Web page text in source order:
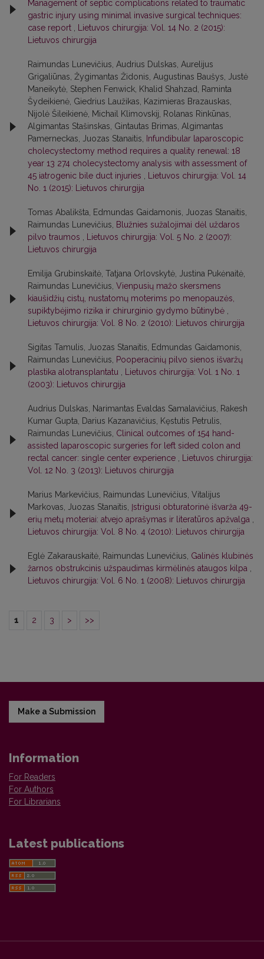
Management of septic complications related to traumatic
gastric injury using minimal invasive surgical techniques:
case report
Lietuvos chirurgija: Vol. 14 No. 2 (2015):
Lietuvos chirurgija
Raimundas Lunevičius, Audrius Dulskas, Aurelijus
Grigaliūnas, Žygimantas Židonis, Augustinas Baušys, Justė
Maneikytė, Stephen Fenwick, Khalid Shahzad, Raminta
Šydeikienė, Giedrius Laužikas, Kazimieras Brazauskas,
Nijolė Šileikienė, Michail Klimovskij, Rolanas Rinkūnas,
Algimantas Stašinskas, Gintautas Brimas, Algimantas
Pamerneckas, Juozas Stanaitis,
Infundibular laparoscopic
cholecystectomy method requires a quality renewal: 18
year 13 274 cholecystectomy analysis with assessment of
45 iatrogenic bile duct injuries
Lietuvos chirurgija: Vol. 14
No. 1 (2015): Lietuvos chirurgija
Tomas Abalikšta, Edmundas Gaidamonis, Juozas Stanaitis,
Raimundas Lunevičius,
Blužnies sužalojimai dėl uždaros
pilvo traumos
Lietuvos chirurgija: Vol. 5 No. 2 (2007):
Lietuvos chirurgija
Emilija Grubinskaitė, Tatjana Orlovskytė, Justina Pukėnaitė,
Raimundas Lunevičius, Vienpusių mažo skersmens
kiaušidžių cistų, nustatomų moterims po menopauzės,
supiktybėjimo rizika ir chirurginio gydymo būtinybė
Lietuvos chirurgija: Vol. 8 No. 2 (2010): Lietuvos chirurgija
Sigitas Tamulis, Juozas Stanaitis, Edmundas Gaidamonis,
Raimundas Lunevičius,
Pooperacinių pilvo sienos išvaržų
plastika alotransplantatu
Lietuvos chirurgija: Vol. 1 No. 1
(2003): Lietuvos chirurgija
Audrius Dulskas, Narimantas Evaldas Samalavičius, Rakesh
Kumar Gupta, Darius Kazanavičius, Kęstutis Petrulis,
Raimundas Lunevičius, Clinical outcomes of 154 hand-
assisted laparoscopic surgeries for left sided colon and
rectal cancer: single center experience
Lietuvos chirurgija:
Vol. 12 No. 3 (2013): Lietuvos chirurgija
Marius Markevičius, Raimundas Lunevičius, Vitalijus
Markovas, Juozas Stanaitis, Įstrigusi obturatorinė išvarža 49-
erių metų moteriai: atvejo aprašymas ir literatūros apžvalga
Lietuvos chirurgija: Vol. 8 No. 4 (2010): Lietuvos chirurgija
Eglė Zakarauskaitė, Raimundas Lunevičius, Galinės klubinės
žarnos obstrukcinis užspaudimas kirmėlinės ataugos kilpa
Lietuvos chirurgija: Vol. 6 No. 1 (2008): Lietuvos chirurgija
1 2 3 > >>
Make a Submission
Information
For Readers
For Authors
For Librarians
Latest publications